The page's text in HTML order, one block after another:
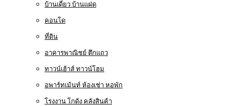
บ้านเดี่ยว บ้านแฝด
คอนโด
ที่ดิน
อาคารพาณิชย์ ตึกแถว
ทาวน์เฮ้าส์ ทาวน์โฮม
อพาร์ทเม้นท์ ห้องเช่า หอพัก
โรงงาน โกดัง คลังสินค้า